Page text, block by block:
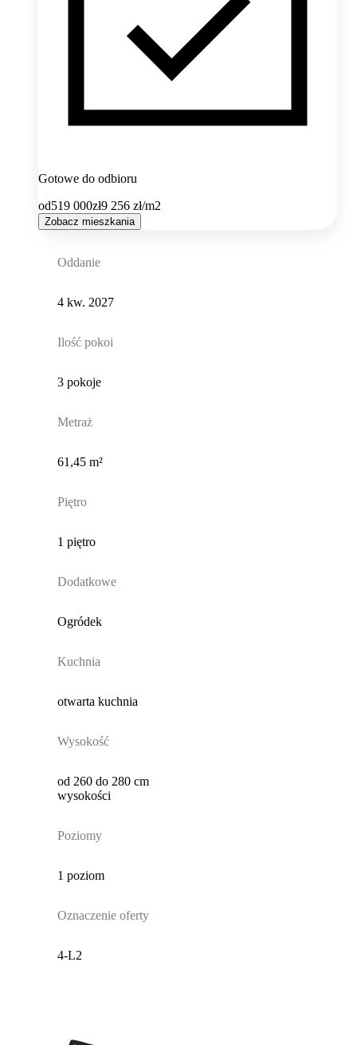
Gotowe do odbioru
od519 000zł9 256 zł/m2
Zobacz mieszkania
Oddanie
4 kw. 2027
Ilość pokoi
3 pokoje
Metraż
61,45 m²
Piętro
1 piętro
Dodatkowe
Ogródek
Kuchnia
otwarta kuchnia
Wysokość
od 260 do 280 cm
wysokości
Poziomy
1 poziom
Oznaczenie oferty
4-L2